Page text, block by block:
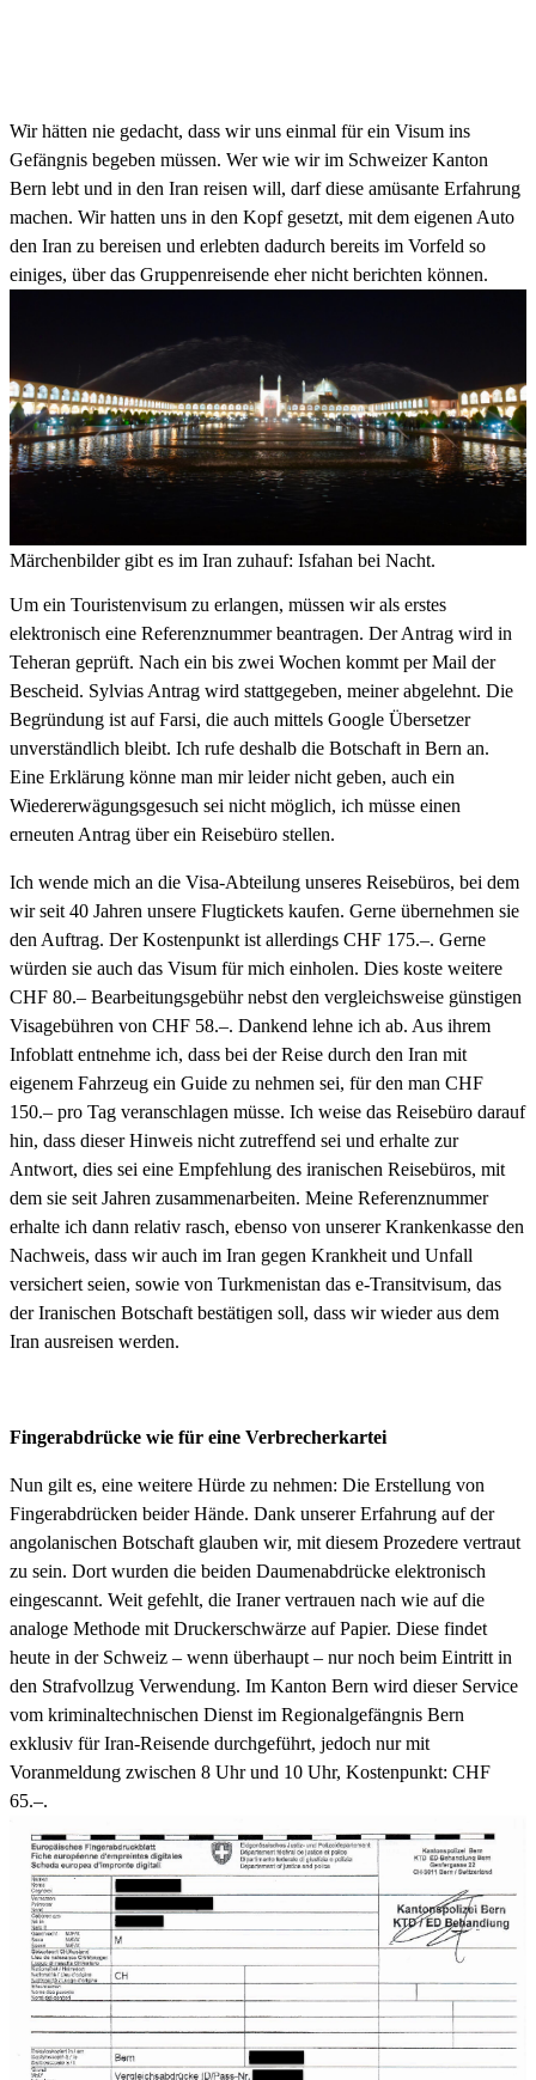
Wir hätten nie gedacht, dass wir uns einmal für ein Visum ins
Gefängnis begeben müssen. Wer wie wir im Schweizer Kanton
Bern lebt und in den Iran reisen will, darf diese amüsante Erfahrung
machen. Wir hatten uns in den Kopf gesetzt, mit dem eigenen Auto
den Iran zu bereisen und erlebten dadurch bereits im Vorfeld so
einiges, über das Gruppenreisende eher nicht berichten können.
Märchenbilder gibt es im Iran zuhauf: Isfahan bei Nacht.
Um ein Touristenvisum zu erlangen, müssen wir als erstes
elektronisch eine Referenznummer beantragen. Der Antrag wird in
Teheran geprüft. Nach ein bis zwei Wochen kommt per Mail der
Bescheid. Sylvias Antrag wird stattgegeben, meiner abgelehnt. Die
Begründung ist auf Farsi, die auch mittels Google Übersetzer
unverständlich bleibt. Ich rufe deshalb die Botschaft in Bern an.
Eine Erklärung könne man mir leider nicht geben, auch ein
Wiedererwägungsgesuch sei nicht möglich, ich müsse einen
erneuten Antrag über ein Reisebüro stellen.
Ich wende mich an die Visa-Abteilung unseres Reisebüros, bei dem
wir seit 40 Jahren unsere Flugtickets kaufen. Gerne übernehmen sie
den Auftrag. Der Kostenpunkt ist allerdings CHF 175.–. Gerne
würden sie auch das Visum für mich einholen. Dies koste weitere
CHF 80.– Bearbeitungsgebühr nebst den vergleichsweise günstigen
Visagebühren von CHF 58.–. Dankend lehne ich ab. Aus ihrem
Infoblatt entnehme ich, dass bei der Reise durch den Iran mit
eigenem Fahrzeug ein Guide zu nehmen sei, für den man CHF
150.– pro Tag veranschlagen müsse. Ich weise das Reisebüro darauf
hin, dass dieser Hinweis nicht zutreffend sei und erhalte zur
Antwort, dies sei eine Empfehlung des iranischen Reisebüros, mit
dem sie seit Jahren zusammenarbeiten. Meine Referenznummer
erhalte ich dann relativ rasch, ebenso von unserer Krankenkasse den
Nachweis, dass wir auch im Iran gegen Krankheit und Unfall
versichert seien, sowie von Turkmenistan das e-Transitvisum, das
der Iranischen Botschaft bestätigen soll, dass wir wieder aus dem
Iran ausreisen werden.
Fingerabdrücke wie für eine Verbrecherkartei
Nun gilt es, eine weitere Hürde zu nehmen: Die Erstellung von
Fingerabdrücken beider Hände. Dank unserer Erfahrung auf der
angolanischen Botschaft glauben wir, mit diesem Prozedere vertraut
zu sein. Dort wurden die beiden Daumenabdrücke elektronisch
eingescannt. Weit gefehlt, die Iraner vertrauen nach wie auf die
analoge Methode mit Druckerschwärze auf Papier. Diese findet
heute in der Schweiz – wenn überhaupt – nur noch beim Eintritt in
den Strafvollzug Verwendung. Im Kanton Bern wird dieser Service
vom kriminaltechnischen Dienst im Regionalgefängnis Bern
exklusiv für Iran-Reisende durchgeführt, jedoch nur mit
Voranmeldung zwischen 8 Uhr und 10 Uhr, Kostenpunkt: CHF
65.–.